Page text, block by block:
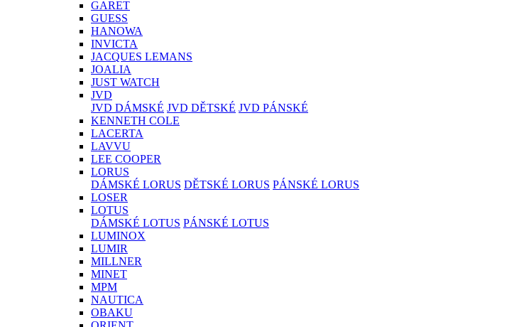
GARET
GUESS
HANOWA
INVICTA
JACQUES LEMANS
JOALIA
JUST WATCH
JVD
JVD DÁMSKÉ JVD DĚTSKÉ JVD PÁNSKÉ
KENNETH COLE
LACERTA
LAVVU
LEE COOPER
LORUS
DÁMSKÉ LORUS DĚTSKÉ LORUS PÁNSKÉ LORUS
LOSER
LOTUS
DÁMSKÉ LOTUS PÁNSKÉ LOTUS
LUMINOX
LUMIR
MILLNER
MINET
MPM
NAUTICA
OBAKU